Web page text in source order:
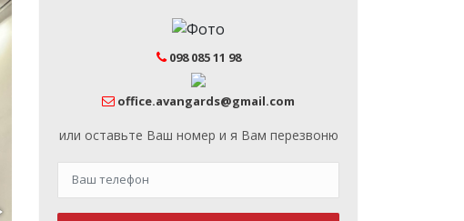
098 085 11 98
office.avangards@gmail.com
или оставьте Ваш номер и я Вам перезвоню